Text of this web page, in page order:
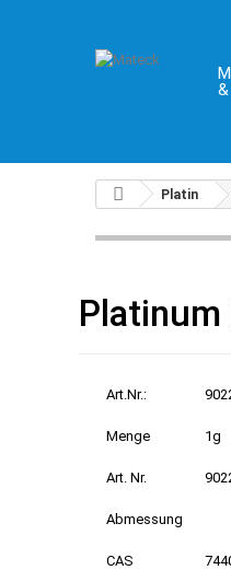
Platin
Art.Nr.:
Menge 1g
Art. Nr.
Abmessung
CAS